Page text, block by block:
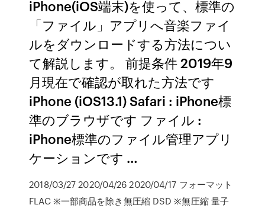
iPhone(iOS端末)を使って、標準の
「ファイル」アプリへ音楽ファイ
ルをダウンロードする方法につい
て解説します。 前提条件 2019年9
月現在で確認が取れた方法です
iPhone (iOS13.1) Safari : iPhone標
準のブラウザです ファイル :
iPhone標準のファイル管理アプリ
ケーションです …
2018/03/27 2020/04/26 2020/04/17 フォーマット
FLAC ※一部商品を除き無圧縮 DSD ※無圧縮 量子